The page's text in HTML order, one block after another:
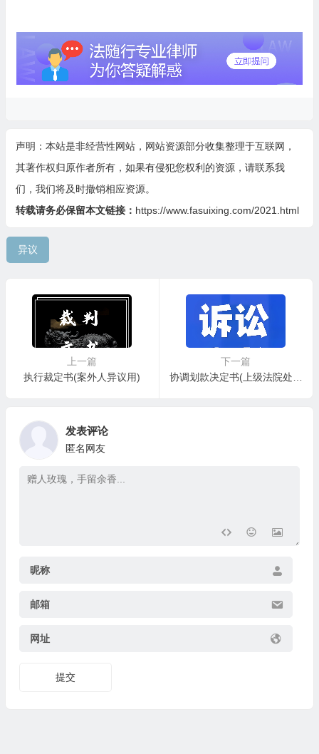
声明：本站是非经营性网站，网站资源部分收集整理于互联网，
其著作权归原作者所有，如果有侵犯您权利的资源，请联系我
们，我们将及时撤销相应资源。
转载请务必保留本文链接： https://www.fasuixing.com/2021.html
异议
上一篇
执行裁定书(案外人异议用)
下一篇
协调划款决定书(上级法院处理执行争议案件用)
发表评论
匿名网友
昵称
邮箱
网址
提交